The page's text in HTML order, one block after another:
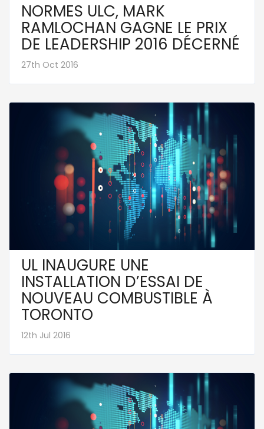
NORMES ULC, MARK
RAMLOCHAN GAGNE LE PRIX
DE LEADERSHIP 2016 DÉCERNÉ
27th Oct 2016
UL INAUGURE UNE
INSTALLATION D’ESSAI DE
NOUVEAU COMBUSTIBLE À
TORONTO
12th Jul 2016